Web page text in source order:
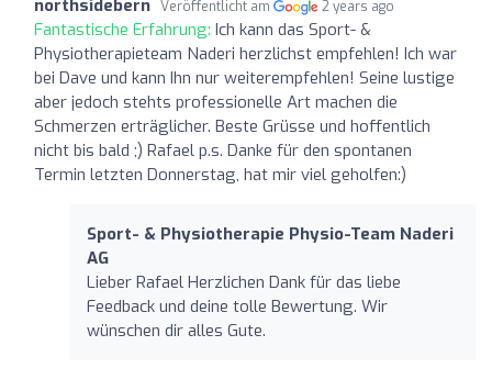
northsidebern Veröffentlicht am 2 years ago
Fantastische Erfahrung: Ich kann das Sport- &
Physiotherapieteam Naderi herzlichst empfehlen! Ich war
bei Dave und kann Ihn nur weiterempfehlen! Seine lustige
aber jedoch stehts professionelle Art machen die
Schmerzen erträglicher. Beste Grüsse und hoffentlich
nicht bis bald ;) Rafael p.s. Danke für den spontanen
Termin letzten Donnerstag, hat mir viel geholfen:)
Sport- & Physiotherapie Physio-Team Naderi
AG
Lieber Rafael Herzlichen Dank für das liebe
Feedback und deine tolle Bewertung. Wir
wünschen dir alles Gute.